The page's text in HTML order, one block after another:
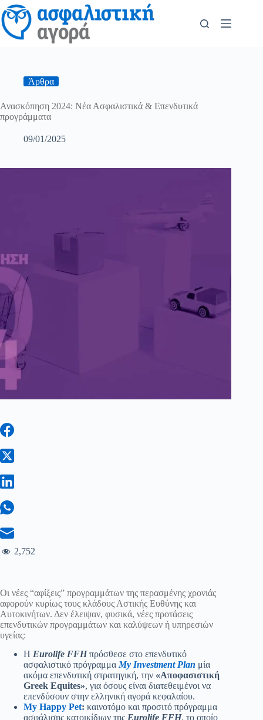
Άρθρα
Ανασκόπηση 2024: Νέα Ασφαλιστικά & Επενδυτικά
προγράμματα
09/01/2025
2,752
Οι νέες “αφίξεις” προγραμμάτων της περασμένης χρονιάς
αφορούν κυρίως τους κλάδους Αστικής Ευθύνης και
Αυτοκινήτων. Δεν έλειψαν, φυσικά, νέες προτάσεις
επενδυτικών προγραμμάτων και καλύψεων ή υπηρεσιών
υγείας:
Η Eurolife FFHπρόσθεσε στο επενδυτικό
ασφαλιστικό πρόγραμμα My Investment Plan μία
ακόμα επενδυτική στρατηγική, την «Αποφασιστική
Greek Equites», για όσους είναι διατεθειμένοι να
επενδύσουν στην ελληνική αγορά κεφαλαίου.
My Happy Pet: καινοτόμο και προσιτό πρόγραμμα
ασφάλισης κατοικίδιων της Eurolife FFH, το οποίο